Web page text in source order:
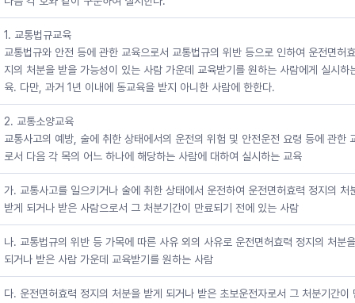
1. 교통법규교육
교통법규와 안전 등에 관한 교육으로서 교통법규의 위반 등으로 인하여 운전면허
지의 처분을 받을 가능성이 있는 사람 가운데 교육받기를 원하는 사람에게 실시하
육. 다만, 과거 1년 이내에 동교육을 받지 아니한 사람에 한한다.
2. 교통소양교육
교통사고의 예방, 술에 취한 상태에서의 운전의 위험 및 안전운전 요령 등에 관한
로서 다음 각 목의 어느 하나에 해당하는 사람에 대하여 실시하는 교육
가. 교통사고를 일으키거나 술에 취한 상태에서 운전하여 운전면허효력 정지의 처
받게 되거나 받은 사람으로서 그 처분기간이 만료되기 전에 있는 사람
나. 교통법규의 위반 등 가목에 따른 사유 외의 사유로 운전면허효력 정지의 처분
되거나 받은 사람 가운데 교육받기를 원하는 사람
다. 운전면허효력 정지의 처분을 받게 되거나 받은 초보운전자로서 그 처분기간이